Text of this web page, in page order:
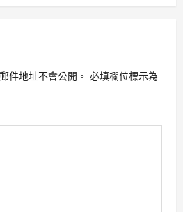
件地址不會公開。 必填欄位標示為